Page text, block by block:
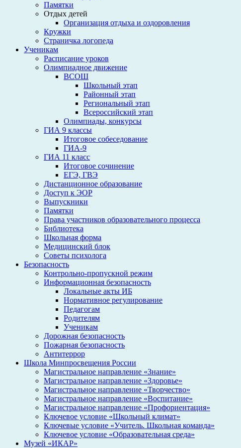
Памятки
Отдых детей
Организация отдыха и оздоровления
Кружки
Страничка логопеда
Ученикам
Расписание уроков
Олимпиадное движение
ВСОШ
Школьный этап
Районный этап
Региональный этап
Всероссийский этап
Олимпиады, конкурсы
ГИА 9 классы
Итоговое собеседование
ГИА-9
ГИА 11 класс
Итоговое сочинение
ЕГЭ, ГВЭ
Дистанционное образование
Доступ к ЭОР
Выпускники
Памятки
Права участников образовательного процесса
Библиотека
Школьная форма
Медицинский блок
Советы психолога
Безопасность
Контрольно-пропускной режим
Информационная безопасность
Локальные акты ИБ
Нормативное регулирование
Педагогам
Родителям
Ученикам
Дорожная безопасность
Пожарная безопасность
Антитеррор
Школа Минпросвещения России
Магистральное направление «Знание»
Магистральное направление «Здоровье»
Магистральное направление «Творчество»
Магистральное направление «Воспитание»
Магистральное направление «Профориентация»
Ключевое условие «Школьный климат»
Ключевые условие «Учитель. Школьная команда»
Ключевое условие «Образовательная среда»
Музей «ИКАР»